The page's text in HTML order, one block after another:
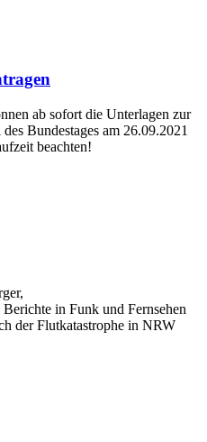
ab sofort die Unterlagen zur
Bundestages am 26.09.2021
beachten!
in Funk und Fernsehen
der Flutkatastrophe in NRW